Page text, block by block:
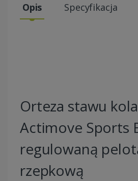
Opis Specyfikacja
Orteza stawu
Actimove Sports
regulowaną
rzepkową